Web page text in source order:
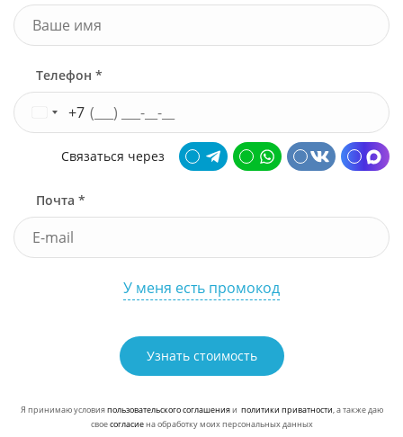
Телефон *
+7
Связаться через
Почта *
У меня есть промокод
Узнать стоимость
Я принимаю условияпользовательского соглашенияи политики приватности, а также даю
своесогласиена обработку моих персональных данных